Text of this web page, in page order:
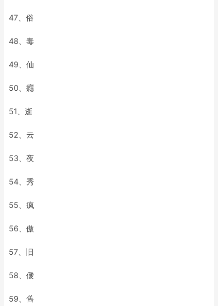
47、俗
48、毒
49、仙
50、癮
51、逝
52、云
53、夜
54、秀
55、疯
56、傲
57、旧
58、僾
59、舊